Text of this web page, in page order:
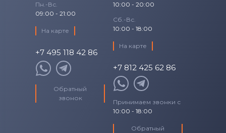
Пн.-Вс.
09:00 - 21:00
На карте
+7 495 118 42 86
Обратный
звонок
10:00 - 20:00
Сб.-Вс.
10:00 - 18:00
На карте
+7 812 425 62 86
Принимаем звонки с
10:00 - 18:00
Обратный